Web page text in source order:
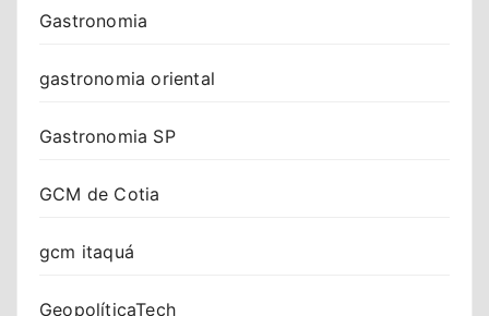
Gastronomia
gastronomia oriental
Gastronomia SP
GCM de Cotia
gcm itaquá
GeopolíticaTech